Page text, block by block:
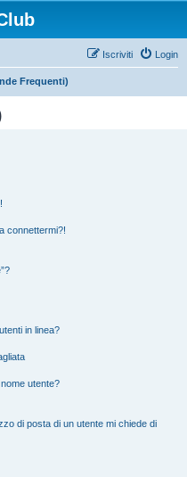
Login
Iscriviti
Frequenti)
connettermi?!
in linea?
utente?
di posta di un utente mi chiede di